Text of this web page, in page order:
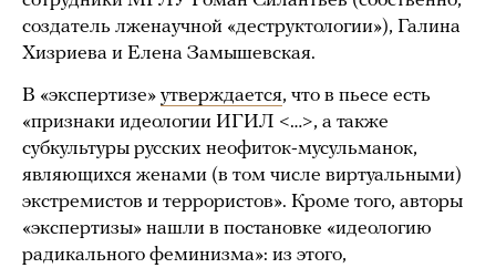
создатель лженаучной «деструктологии»), Галина
Хизриева и Елена Замышевская.
В «экспертизе» утверждается, что в пьесе есть
«признаки идеологии ИГИЛ < … >, а также
субкультуры русских неофиток-мусульманок,
являющихся женами (в том числе виртуальными)
экстремистов и террористов». Кроме того, авторы
«экспертизы» нашли в постановке «идеологию
радикального феминизма»: из этого,